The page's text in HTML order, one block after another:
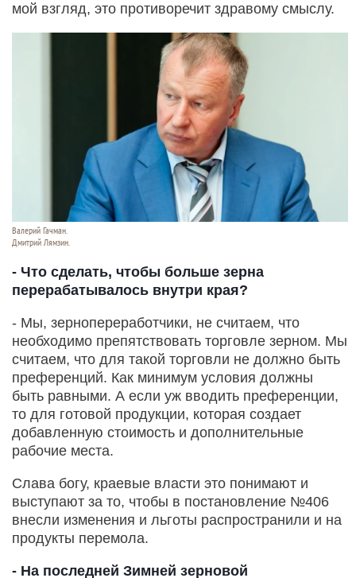
мой взгляд, это противоречит здравому смыслу.
Валерий Гачман.
Дмитрий Лямзин.
- Что сделать, чтобы больше зерна
перерабатывалось внутри края?
- Мы, зернопереработчики, не считаем, что
необходимо препятствовать торговле зерном. Мы
считаем, что для такой торговли не должно быть
преференций. Как минимум условия должны
быть равными. А если уж вводить преференции,
то для готовой продукции, которая создает
добавленную стоимость и дополнительные
рабочие места.
Слава богу, краевые власти это понимают и
выступают за то, чтобы в постановление №406
внесли изменения и льготы распространили и на
продукты перемола.
- На последней Зимней зерновой